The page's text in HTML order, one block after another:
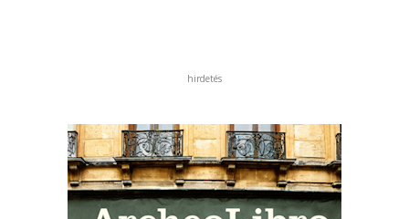
hirdetés